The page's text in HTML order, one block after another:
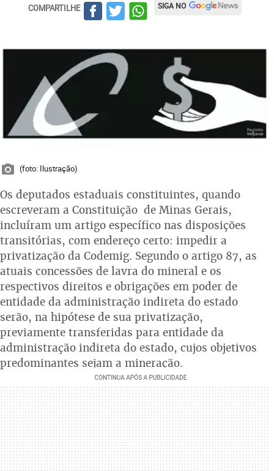
COMPARTILHE SIGA NO
(foto: Ilustração)
Os deputados estaduais constituintes, quando
escreveram a Constituição de Minas Gerais,
incluíram um artigo específico nas disposições
transitórias, com endereço certo: impedir a
privatização da Codemig. Segundo o artigo 87, as
atuais concessões de lavra do mineral e os
respectivos direitos e obrigações em poder de
entidade da administração indireta do estado
serão, na hipótese de sua privatização,
previamente transferidas para entidade da
administração indireta do estado, cujos objetivos
predominantes sejam a mineração.